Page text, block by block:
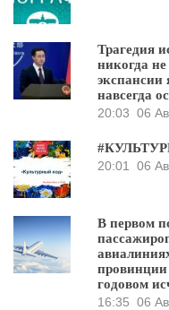
Трагедия
никогда
экспансии
навсегда
20:03 06
20:01
06
В первом
провинции
годовом
16:35 06